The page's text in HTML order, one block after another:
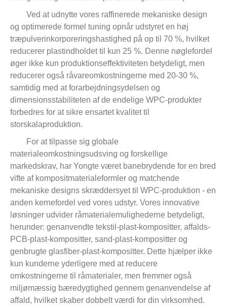
Ved at udnytte vores raffinerede mekaniske design
og optimerede formel tuning opnår udstyret en høj
træpulverinkorporeringshastighed på op til 70 %, hvilket
reducerer plastindholdet til kun 25 %. Denne nøglefordel
øger ikke kun produktionseffektiviteten betydeligt, men
reducerer også råvareomkostningerne med 20-30 %,
samtidig med at forarbejdningsydelsen og
dimensionsstabiliteten af ​​de endelige WPC-produkter
forbedres for at sikre ensartet kvalitet til
storskalaproduktion.
For at tilpasse sig globale
materialeomkostningsudsving og forskellige
markedskrav, har Yongte været banebrydende for en bred
vifte af kompositmaterialeformler og matchende
mekaniske designs skræddersyet til WPC-produktion - en
anden kernefordel ved vores udstyr. Vores innovative
løsninger udvider råmaterialemulighederne betydeligt,
herunder: genanvendte tekstil-plast-kompositter, affalds-
PCB-plast-kompositter, sand-plast-kompositter og
genbrugte glasfiber-plast-kompositter. Dette hjælper ikke
kun kunderne yderligere med at reducere
omkostningerne til råmaterialer, men fremmer også
miljømæssig bæredygtighed gennem genanvendelse af
affald, hvilket skaber dobbelt værdi for din virksomhed.